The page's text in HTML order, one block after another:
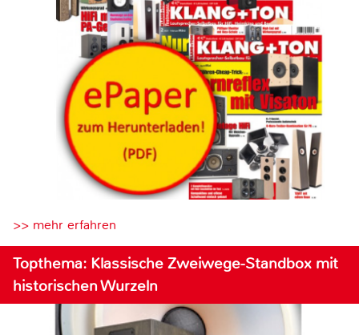
>> mehr erfahren
Topthema: Klassische Zweiwege-Standbox mit
historischen Wurzeln